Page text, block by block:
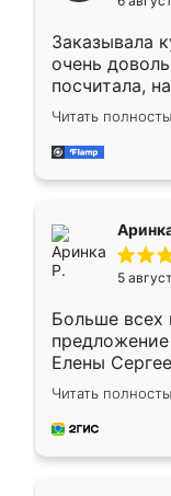
мебели буду
Заказывала
очень
посчитала,
Замерщик
делу со
за день,
Читать
5
Больше всех
Елены
короткие
для замера
предложил
Читать